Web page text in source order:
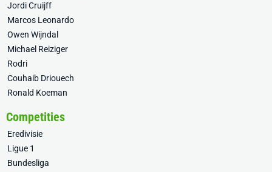
Jordi Cruijff
Marcos Leonardo
Owen Wijndal
Michael Reiziger
Rodri
Couhaib Driouech
Ronald Koeman
Competities
Eredivisie
Ligue 1
Bundesliga